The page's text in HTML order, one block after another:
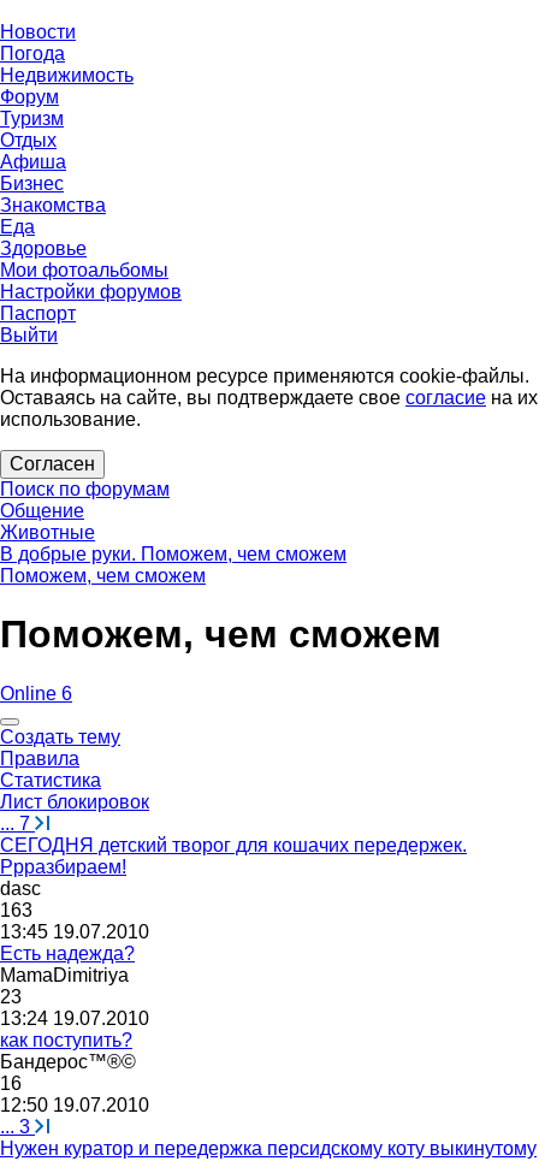
Новости
Погода
Недвижимость
Форум
Туризм
Отдых
Афиша
Бизнес
Знакомства
Еда
Здоровье
Мои фотоальбомы
Настройки форумов
Паспорт
Выйти
На информационном ресурсе применяются cookie-файлы.
Оставаясь на сайте, вы подтверждаете свое согласие на их
использование.
Согласен
Поиск по форумам
Общение
Животные
В добрые руки. Поможем, чем сможем
Поможем, чем сможем
Поможем, чем сможем
Online 6
Создать тему
Правила
Статистика
Лист блокировок
... 7
СЕГОДНЯ детский творог для кошачих передержек.
Ррразбираем!
dasc
163
13:45 19.07.2010
Есть надежда?
MamaDimitriya
23
13:24 19.07.2010
как поступить?
Бандерос™®©
16
12:50 19.07.2010
... 3
Нужен куратор и передержка персидскому коту выкинутому